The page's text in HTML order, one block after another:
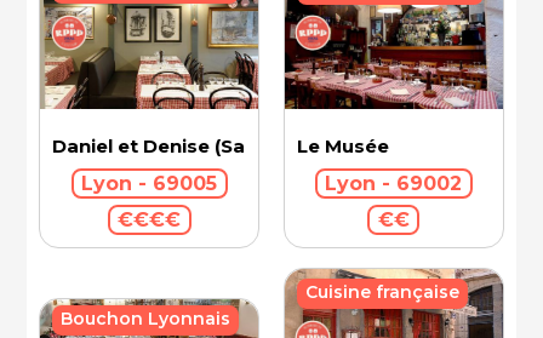
Daniel et Denise (Saint-Jean)
Lyon - 69005
€€€€
Le Musée
Lyon - 69002
€€
Bouchon Lyonnais
Cuisine française